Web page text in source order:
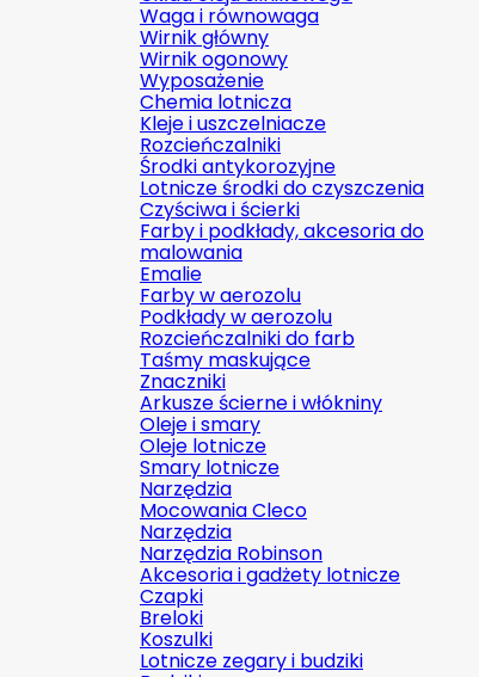
Waga i równowaga
Wirnik główny
Wirnik ogonowy
Wyposażenie
Chemia lotnicza
Kleje i uszczelniacze
Rozcieńczalniki
Środki antykorozyjne
Lotnicze środki do czyszczenia
Czyściwa i ścierki
Farby i podkłady, akcesoria do
malowania
Emalie
Farby w aerozolu
Podkłady w aerozolu
Rozcieńczalniki do farb
Taśmy maskujące
Znaczniki
Arkusze ścierne i włókniny
Oleje i smary
Oleje lotnicze
Smary lotnicze
Narzędzia
Mocowania Cleco
Narzędzia
Narzędzia Robinson
Akcesoria i gadżety lotnicze
Czapki
Breloki
Koszulki
Lotnicze zegary i budziki